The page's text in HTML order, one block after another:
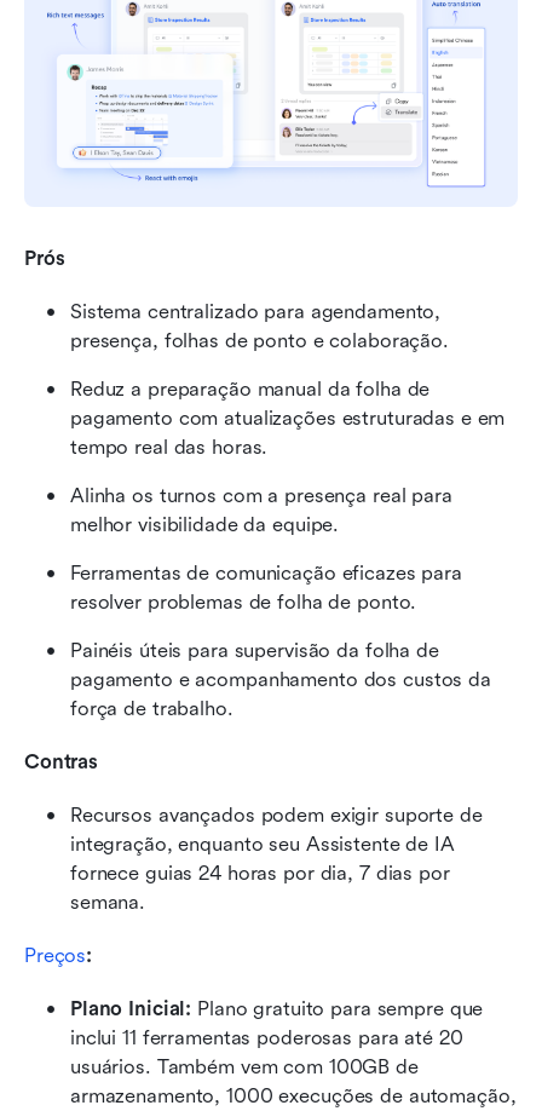
Prós
Sistema centralizado para agendamento,
presença, folhas de ponto e colaboração.
Reduz a preparação manual da folha de
pagamento com atualizações estruturadas e em
tempo real das horas.
Alinha os turnos com a presença real para
melhor visibilidade da equipe.
Ferramentas de comunicação eficazes para
resolver problemas de folha de ponto.
Painéis úteis para supervisão da folha de
pagamento e acompanhamento dos custos da
força de trabalho.
Contras
Recursos avançados podem exigir suporte de
integração, enquanto seu Assistente de IA
fornece guias 24 horas por dia, 7 dias por
semana.
Preços:
Plano Inicial: Plano gratuito para sempre que
inclui 11 ferramentas poderosas para até 20
usuários. Também vem com 100GB de
armazenamento, 1000 execuções de automação,